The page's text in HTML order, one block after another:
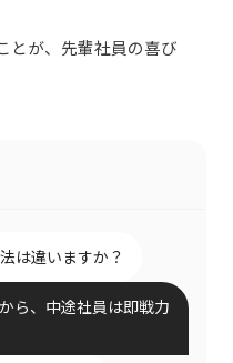
とが、先輩社員の喜び
は違いますか？
ら、中途社員は即戦力